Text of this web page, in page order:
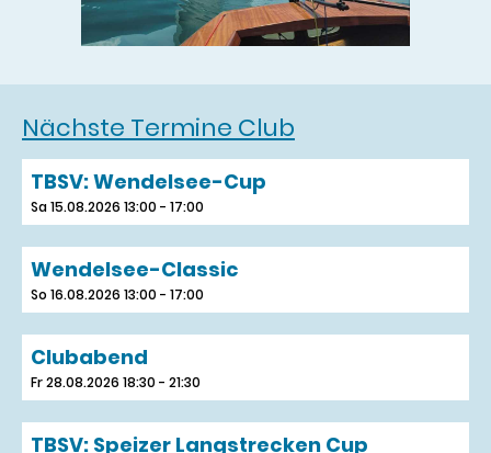
Nächste Termine Club
TBSV: Wendelsee-Cup
Sa 15.08.2026 13:00 - 17:00
Wendelsee-Classic
So 16.08.2026 13:00 - 17:00
Clubabend
Fr 28.08.2026 18:30 - 21:30
TBSV: Speizer Langstrecken Cup